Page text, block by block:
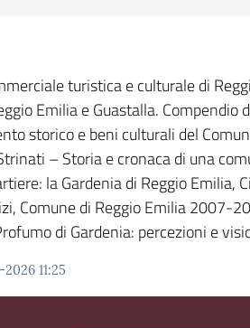
turistica e culturale di
Emilia e Guastalla.
storico e beni culturali del
– Storia e cronaca di una
la Gardenia di Reggio Emilia,
Comune di Reggio Emilia 2007-
di Gardenia: percezioni e
11:25